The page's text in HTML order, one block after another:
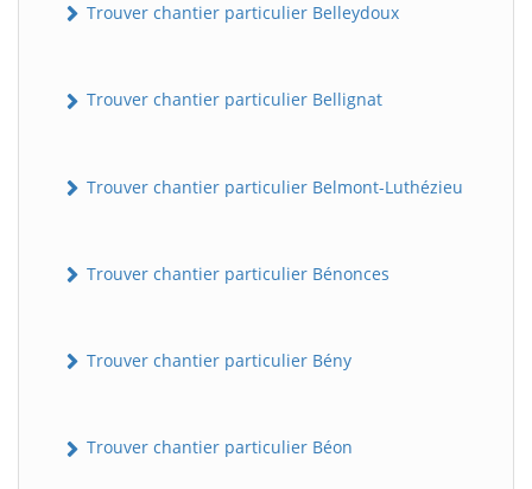
Trouver chantier particulier Belleydoux
Trouver chantier particulier Bellignat
Trouver chantier particulier Belmont-Luthézieu
Trouver chantier particulier Bénonces
Trouver chantier particulier Bény
Trouver chantier particulier Béon